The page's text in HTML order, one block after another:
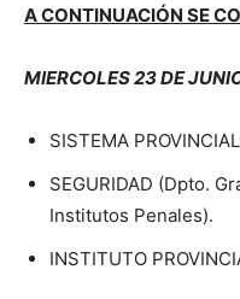
A CONTINUACIÓN SE
MIERCOLES 23 DE
SISTEMA
SEGURIDAD (Dpto.
Institutos Penales).
INSTITUTO